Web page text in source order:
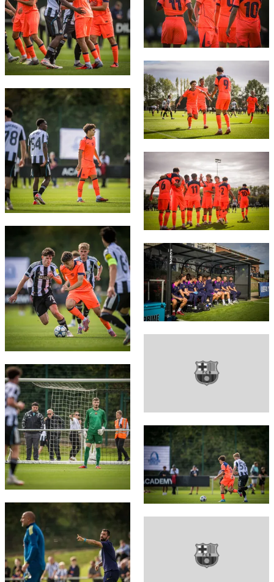
FC Barcelona club badge
FC Barcelona club badge
FC Barcelona club badge
FC Barcelona club badge
FC Barcelona club badge
FC Barcelona club badge
FC Barcelona club badge
FC Barcelona club badge